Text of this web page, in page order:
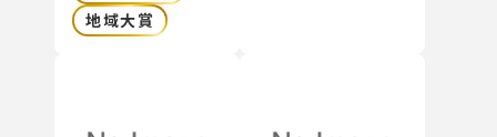
地域大賞